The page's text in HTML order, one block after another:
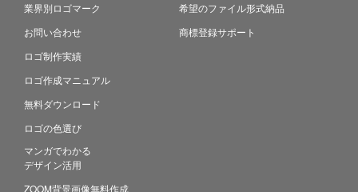
業界別ロゴマーク
お問い合わせ
ロゴ制作実績
ロゴ作成マニュアル
無料ダウンロード
ロゴの色選び
マンガでわかる
デザイン活用
ZOOM背景画像無料作成
希望のファイル形式納品
商標登録サポート